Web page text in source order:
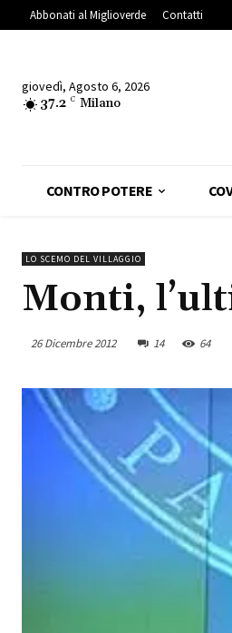
Abbonati al Miglioverde Contatti
giovedì, Agosto 6, 2026
37.2 C Milano
CONTRO POTERE
LO SCEMO DEL VILLAGGIO
Monti,
26 Dicembre 2012 14 64